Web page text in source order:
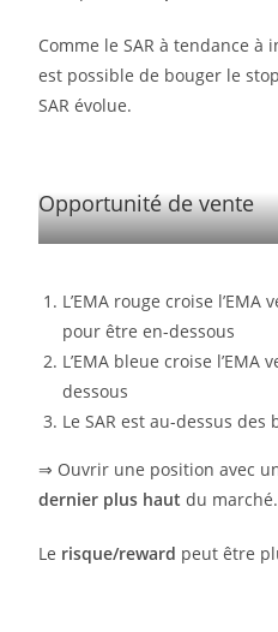
Comme le SAR à tendance
est possible de bouger le
SAR évolue.
Opportunité de vente
L’EMA rouge croise l’EMA
pour être en-dessous
L’EMA bleue croise l’EMA
dessous
Le SAR est au-dessus
⇒ Ouvrir une position avec
dernier plus haut du marché.
Le risque/reward peut être